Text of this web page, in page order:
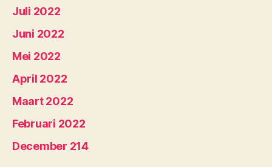
Juli 2022
Juni 2022
Mei 2022
April 2022
Maart 2022
Februari 2022
December 214